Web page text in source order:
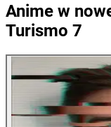
Anime w
Turismo 7